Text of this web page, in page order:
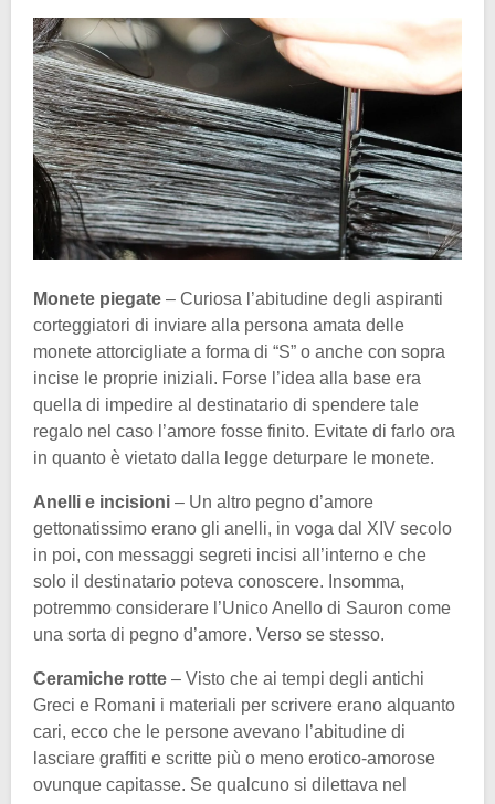
Monete piegate – Curiosa l’abitudine degli aspiranti
corteggiatori di inviare alla persona amata delle
monete attorcigliate a forma di “S” o anche con sopra
incise le proprie iniziali. Forse l’idea alla base era
quella di impedire al destinatario di spendere tale
regalo nel caso l’amore fosse finito. Evitate di farlo ora
in quanto è vietato dalla legge deturpare le monete.
Anelli e incisioni – Un altro pegno d’amore
gettonatissimo erano gli anelli, in voga dal XIV secolo
in poi, con messaggi segreti incisi all’interno e che
solo il destinatario poteva conoscere. Insomma,
potremmo considerare l’Unico Anello di Sauron come
una sorta di pegno d’amore. Verso se stesso.
Ceramiche rotte – Visto che ai tempi degli antichi
Greci e Romani i materiali per scrivere erano alquanto
cari, ecco che le persone avevano l’abitudine di
lasciare graffiti e scritte più o meno erotico-amorose
ovunque capitasse. Se qualcuno si dilettava nel